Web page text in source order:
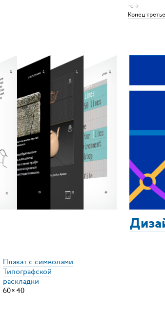
⌥ →
Конец
Плакат с символами
Типографской
раскладки
60×40